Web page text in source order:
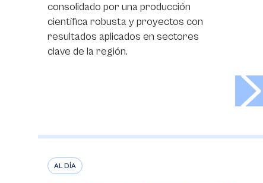
consolidado por una producción
científica robusta y proyectos con
resultados aplicados en sectores
clave de la región.
AL DÍA